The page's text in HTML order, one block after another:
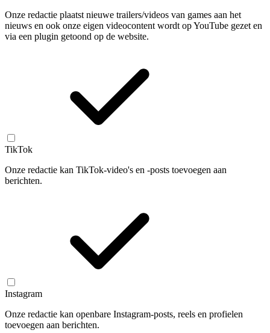
Onze redactie plaatst nieuwe trailers/videos van games aan het
nieuws en ook onze eigen videocontent wordt op YouTube gezet en
via een plugin getoond op de website.
TikTok
Onze redactie kan TikTok-video's en -posts toevoegen aan
berichten.
Instagram
Onze redactie kan openbare Instagram-posts, reels en profielen
toevoegen aan berichten.